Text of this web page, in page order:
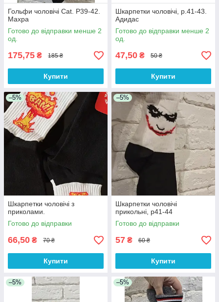
Гольфи чоловічі Cat. Р39-42.
Махра
Готово до відправки менше 2
од.
175,75 ₴ 185 ₴
Купити
Шкарпетки чоловічі, р.41-43.
Адидас
Готово до відправки менше 2
од.
47,50 ₴ 50 ₴
Купити
–5%
Шкарпетки чоловічі з
приколами.
Готово до відправки
66,50 ₴ 70 ₴
Купити
–5%
Шкарпетки чоловічі
прикольні, р41-44
Готово до відправки
57 ₴ 60 ₴
Купити
–5% –5%